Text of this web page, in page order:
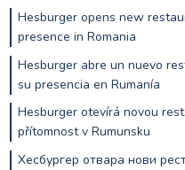
Hesburger opens new
presence in Romania
Hesburger abre un nuevo
su presencia en Rumanía
Hesburger otevírá novou
přítomnost v Rumunsku
Хесбургер отвара нови